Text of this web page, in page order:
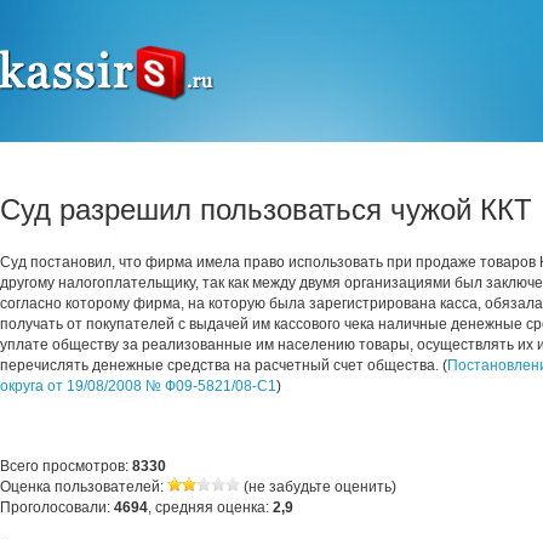
Суд разрешил пользоваться чужой ККТ
Суд постановил, что фирма имела право использовать при продаже
другому налогоплательщику, так как между двумя организациями был
согласно которому фирма, на которую была зарегистрирована касса,
получать от покупателей с выдачей им кассового чека наличные денежные
уплате обществу за реализованные им населению товары, осуществлять их
перечислять денежные средства на расчетный счет общества. (
округа от 19/08/2008 № Ф09-5821/08-С1)
Всего просмотров: 8330
Оценка пользователей:
(не забудьте оценить)
Проголосовали: 4694, средняя оценка: 2,9